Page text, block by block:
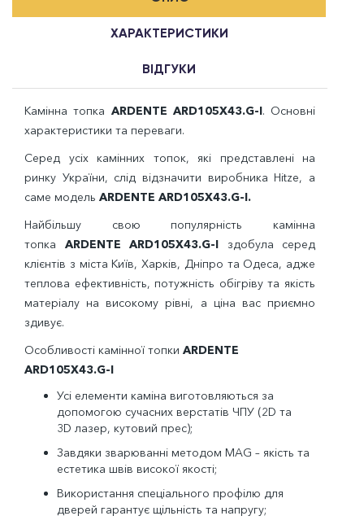
ХАРАКТЕРИСТИКИ
ВІДГУКИ
Камінна топка ARDENTE ARD105Х43.G-I. Основні
характеристики та переваги.
Серед усіх камінних топок, які представлені на
ринку України, слід відзначити виробника Hitze, а
саме модель ARDENTE ARD105Х43.G-I.
Найбільшу свою популярність камінна
топка ARDENTE ARD105Х43.G-I здобула серед
клієнтів з міста Київ, Харків, Дніпро та Одеса, адже
теплова ефективність, потужність обігріву та якість
матеріалу на високому рівні, а ціна вас приємно
здивує.
Особливості камінної топки ARDENTE
ARD105Х43.G-I
Усі елементи каміна виготовляються за
допомогою сучасних верстатів ЧПУ (2D та
3D лазер, кутовий прес);
Завдяки зварюванні методом MAG – якість та
естетика швів високої якості;
Використання спеціального профілю для
дверей гарантує щільність та напругу;